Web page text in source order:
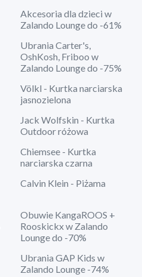
Akcesoria dla dzieci w
Zalando Lounge do -61%
Ubrania Carter's,
OshKosh, Friboo w
Zalando Lounge do -75%
Völkl - Kurtka narciarska
jasnozielona
Jack Wolfskin - Kurtka
Outdoor różowa
Chiemsee - Kurtka
narciarska czarna
Calvin Klein - Piżama
Obuwie KangaROOS +
Rooskickx w Zalando
Lounge do -70%
Ubrania GAP Kids w
Zalando Lounge -74%